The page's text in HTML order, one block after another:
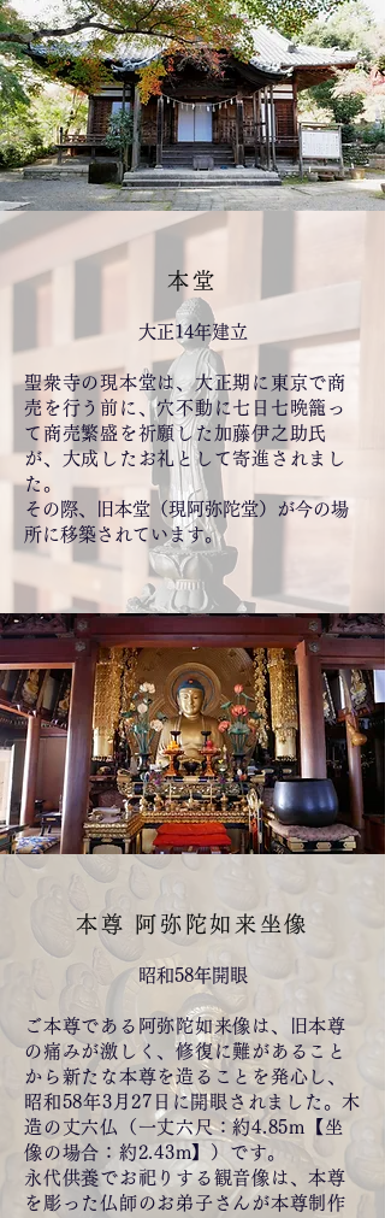
本堂
大正14年建立
聖衆寺の現本堂は、大正期に東京で商
売を行う前に、穴不動に七日七晩籠っ
て商売繁盛を祈願した加藤伊之助氏
が、大成したお礼として寄進されまし
た。
その際、旧本堂（現阿弥陀堂）が今の場
所に移築されています。
本尊 阿弥陀如来坐像
昭和58年開眼
ご本尊である阿弥陀如来像は、旧本尊
の痛みが激しく、修復に難があること
から新たな本尊を造ることを発心し、
昭和58年3月27日に開眼されました。木
造の丈六仏（一丈六尺：約4.85m【坐
像の場合：約2.43m】）です。
永代供養でお祀りする観音像は、本尊
を彫った仏師のお弟子さんが本尊制作